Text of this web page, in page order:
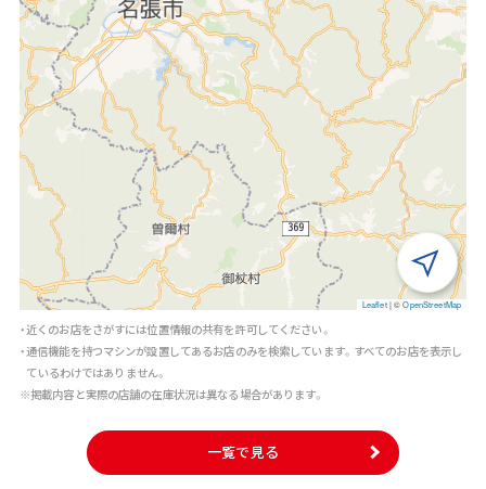
Leaflet |©OpenStreetMap
・近くのお店をさがすには位置情報の共有を許可してください。
・通信機能を持つマシンが設置してあるお店のみを検索しています。すべてのお店を表示し
ているわけではありません。
※掲載内容と実際の店舗の在庫状況は異なる場合があります。
一覧で見る